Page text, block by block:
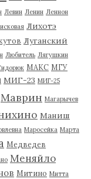
Левин Ленин Леннон
Лихотэ
Луганский
Любитель Лягушкин
МАКС МГУ
МИГ-23 МИГ-25
Маврин Магарычев
Маниш
Маросейка Марта
Медведев
Меняйло
Митино Митта